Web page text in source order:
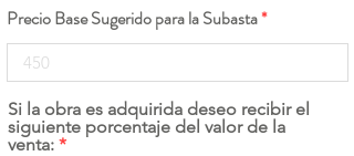
Precio Base Sugerido para la Subasta
Si la obra es adquirida deseo recibir el
siguiente porcentaje del valor de la
venta: